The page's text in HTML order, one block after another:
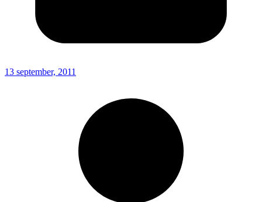
13 september, 2011